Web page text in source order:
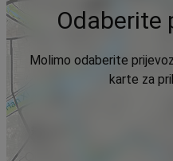
Odaberite
Molimo odaberite
karte za